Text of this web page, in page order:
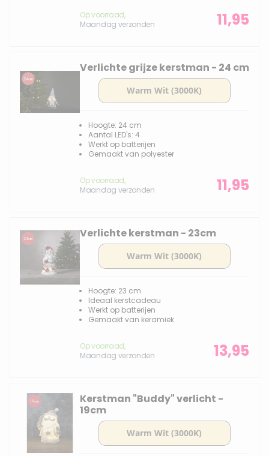
Op voorraad,
Maandag verzonden
11,95
Verlichte grijze kerstman - 24 cm
Hoogte: 24 cm
Aantal LED's: 4
Werkt op batterijen
Gemaakt van polyester
Op voorraad,
Maandag verzonden
11,95
Verlichte kerstman - 23cm
Hoogte: 23 cm
Ideaal kerstcadeau
Werkt op batterijen
Gemaakt van keramiek
Op voorraad,
Maandag verzonden
13,95
Kerstman "Buddy" verlicht -
19cm